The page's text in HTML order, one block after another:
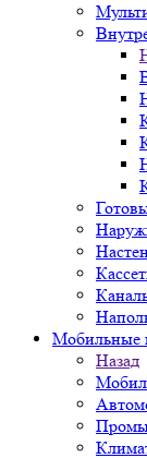
Мобильные
Назад